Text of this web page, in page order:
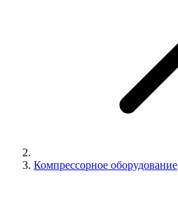
Компрессорное оборудование